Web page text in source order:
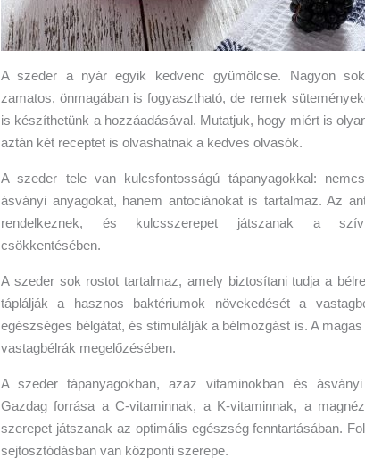
A szeder a nyár egyik kedvenc gyümölcse. Nagyon
zamatos, önmagában is fogyasztható, de remek
is készíthetünk a hozzáadásával. Mutatjuk, hogy miért is
aztán két receptet is olvashatnak a kedves olvasók.
A szeder tele van kulcsfontosságú tápanyagokkal:
ásványi anyagokat, hanem antociánokat is tartalmaz. Az
rendelkeznek, és kulcsszerepet játszanak a
csökkentésében.
A szeder sok rostot tartalmaz, amely biztosítani tudja a
táplálják a hasznos baktériumok növekedését a
egészséges bélgátat, és stimulálják a bélmozgást is. A
vastagbélrák megelőzésében.
A szeder tápanyagokban, azaz vitaminokban és
Gazdag forrása a C-vitaminnak, a K-vitaminnak, a
szerepet játszanak az optimális egészség fenntartásában.
sejtosztódásban van központi szerepe.